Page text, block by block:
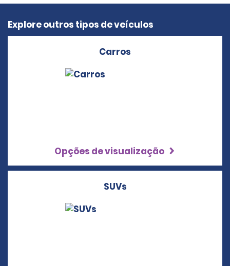
Explore outros tipos de veículos
Carros
Opções de visualização
SUVs